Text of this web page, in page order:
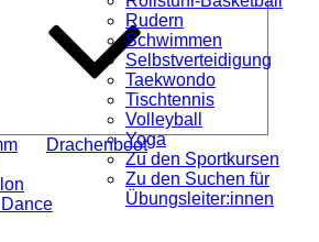
Drachenboot
Rudern
Schwimmen
Selbstverteidigung
Taekwondo
Tischtennis
Volleyball
Yoga
Zu den Sportkursen
Zu den Suchen für
Übungsleiter:innen